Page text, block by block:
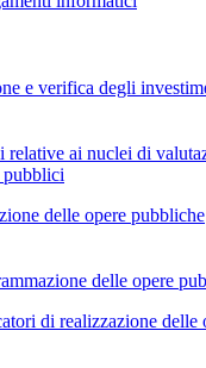
e verifica degli
relative ai nuclei di
pubblici
delle opere pubbliche
delle opere
di realizzazione delle